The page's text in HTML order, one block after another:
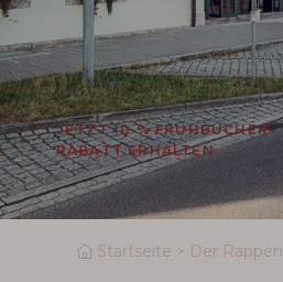
JETZT 10 % FRÜHBUCHER-
RABATT ERHALTEN
Startseite Der Rappen